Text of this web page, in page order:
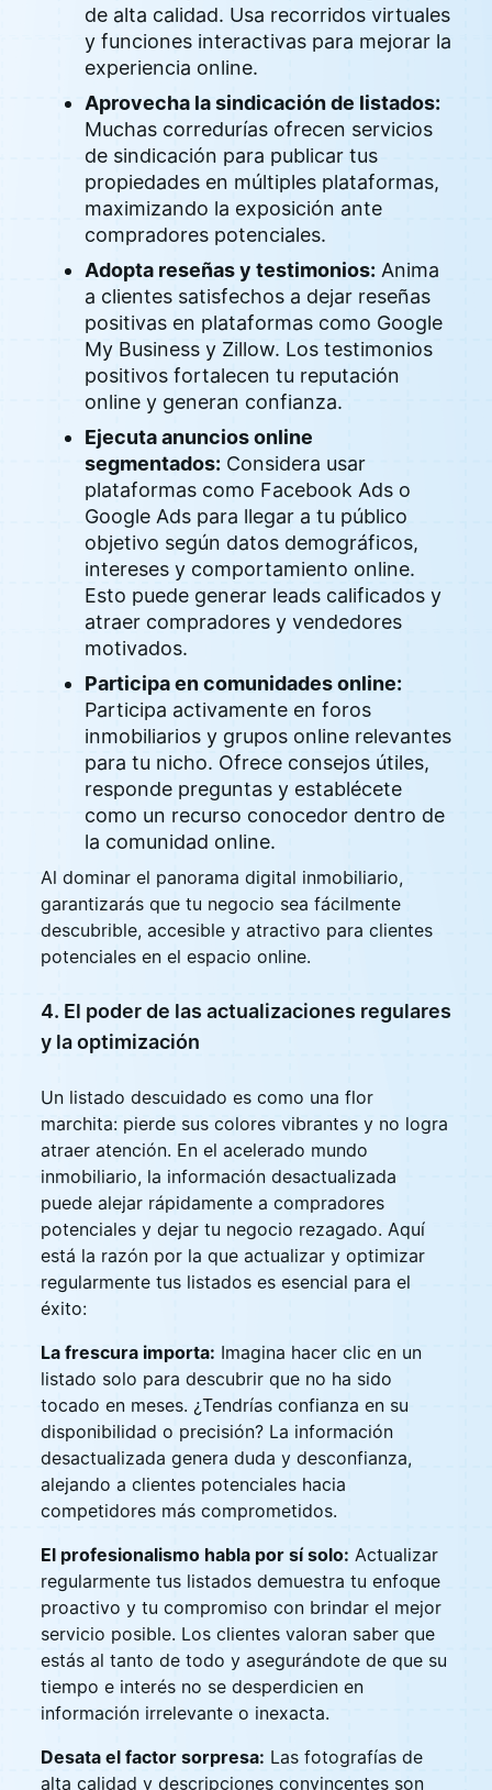
de alta calidad. Usa recorridos virtuales
y funciones interactivas para mejorar la
experiencia online.
Aprovecha la sindicación de listados:
Muchas corredurías ofrecen servicios
de sindicación para publicar tus
propiedades en múltiples plataformas,
maximizando la exposición ante
compradores potenciales.
Adopta reseñas y testimonios: Anima
a clientes satisfechos a dejar reseñas
positivas en plataformas como Google
My Business y Zillow. Los testimonios
positivos fortalecen tu reputación
online y generan confianza.
Ejecuta anuncios online
segmentados: Considera usar
plataformas como Facebook Ads o
Google Ads para llegar a tu público
objetivo según datos demográficos,
intereses y comportamiento online.
Esto puede generar leads calificados y
atraer compradores y vendedores
motivados.
Participa en comunidades online:
Participa activamente en foros
inmobiliarios y grupos online relevantes
para tu nicho. Ofrece consejos útiles,
responde preguntas y establécete
como un recurso conocedor dentro de
la comunidad online.
Al dominar el panorama digital inmobiliario,
garantizarás que tu negocio sea fácilmente
descubrible, accesible y atractivo para clientes
potenciales en el espacio online.
4. El poder de las actualizaciones regulares
y la optimización
Un listado descuidado es como una flor
marchita: pierde sus colores vibrantes y no logra
atraer atención. En el acelerado mundo
inmobiliario, la información desactualizada
puede alejar rápidamente a compradores
potenciales y dejar tu negocio rezagado. Aquí
está la razón por la que actualizar y optimizar
regularmente tus listados es esencial para el
éxito:
La frescura importa: Imagina hacer clic en un
listado solo para descubrir que no ha sido
tocado en meses. ¿Tendrías confianza en su
disponibilidad o precisión? La información
desactualizada genera duda y desconfianza,
alejando a clientes potenciales hacia
competidores más comprometidos.
El profesionalismo habla por sí solo: Actualizar
regularmente tus listados demuestra tu enfoque
proactivo y tu compromiso con brindar el mejor
servicio posible. Los clientes valoran saber que
estás al tanto de todo y asegurándote de que su
tiempo e interés no se desperdicien en
información irrelevante o inexacta.
Desata el factor sorpresa: Las fotografías de
alta calidad y descripciones convincentes son